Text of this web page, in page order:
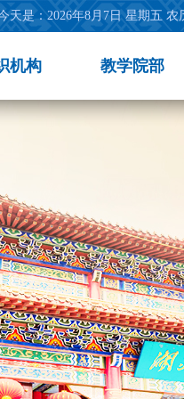
天是：2026年8月7日 星期五 农
机构 教学院部